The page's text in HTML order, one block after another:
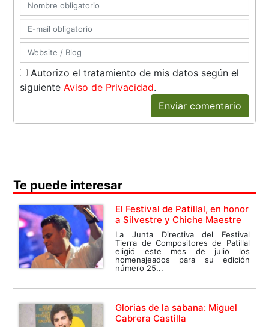
Autorizo el tratamiento de mis datos según el
siguiente Aviso de Privacidad.
Enviar comentario
Te puede interesar
El Festival de Patillal, en honor
a Silvestre y Chiche Maestre
La Junta Directiva del Festival
Tierra de Compositores de Patillal
eligió este mes de julio los
homenajeados para su edición
número 25...
Glorias de la sabana: Miguel
Cabrera Castilla